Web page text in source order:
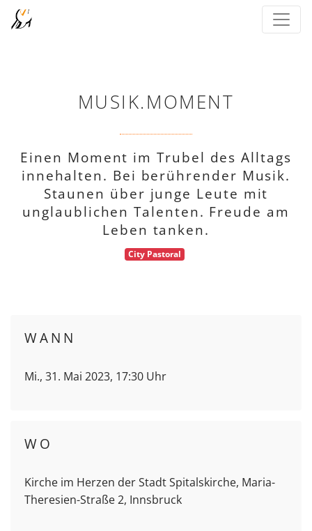
MUSIK.MOMENT
Einen Moment im Trubel des Alltags
innehalten. Bei berührender Musik.
Staunen über junge Leute mit
unglaublichen Talenten. Freude am
Leben tanken.
City Pastoral
WANN
Mi., 31. Mai 2023, 17:30 Uhr
WO
Kirche im Herzen der Stadt Spitalskirche, Maria-
Theresien-Straße 2, Innsbruck